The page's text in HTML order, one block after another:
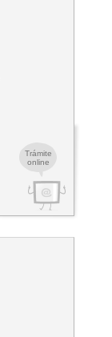
Trámite
online